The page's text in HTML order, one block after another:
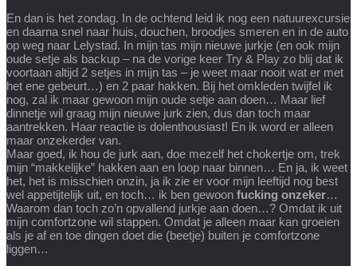
En dan is het zondag. In de ochtend leid ik nog een natuurexcursie
en daarna snel naar huis, douchen, broodjes smeren en in de auto
op weg naar Lelystad. In mijn tas mijn nieuwe jurkje (en ook mijn
oude setje als backup – na de vorige keer Try & Play zo blij dat ik
voortaan altijd 2 setjes in mijn tas – je weet maar nooit wat er met
het ene gebeurt…) en 2 paar hakken. Bij het omkleden twijfel ik
nog, zal ik maar gewoon mijn oude setje aan doen… Maar lief
dinnetje wil graag mijn nieuwe jurk zien, dus dan toch maar
aantrekken. Haar reactie is dolenthousiast! En ik word er alleen
maar onzekerder van.
Maar goed, ik hou de jurk aan, doe mezelf het chokertje om, trek
mijn “makkelijke” hakken aan en loop naar binnen… En ja, ik weet
het, het is misschien onzin, ja ik zie er voor mijn leeftijd nog best
wel appetijtelijk uit, en toch… ik ben gewoon fucking onzeker…
Waarom dan toch zo’n opvallend jurkje aan doen…? Omdat ik uit
mijn comfortzone wil stappen. Omdat je alleen maar kan groeien
als je af en toe dingen doet die (beetje) buiten je comfortzone
liggen…